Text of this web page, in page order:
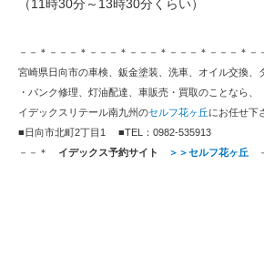
（11時30分～13時30分くらい）
－－＊－－－＊－－－＊－－－＊－－－＊－－－＊－
宮崎県日向市の車検、鈑金塗装、洗車、オイル交換、
・パンク修理、灯油配達、車販売・買取のことなら、
イデックスリテール南九州のセルフ花ヶ丘にお任せ下
■日向市北町2丁目1 ■TEL：0982-535913
－－＊ イデックス予約サイト ＞＞セルフ花ヶ丘